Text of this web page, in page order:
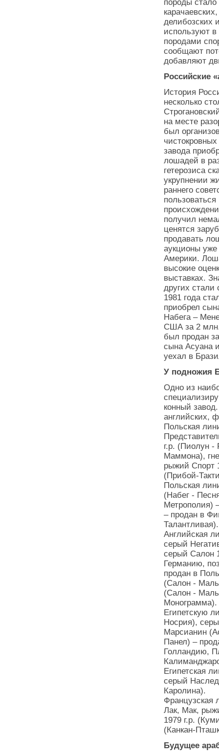
породы
делибозских
используют
породами
сообщают
добавляют
Российские
История
несколько
на месте
был
завода
лошадей в
гетерозиса
укрупнении
раннего
получил
ценятся
продавать
аукционы уже
Америки.
высокие
выставках.
других
1981 года
приобрел
Набега –
США за 2 млн.
был продан
сына Асуана
уехал в
У подножия
Одно из
конный
английских,
Польская
г.р. (Пиолун
Маммона),
рыжий Спорт
(Прибой-
Польская
(Набег -
Метрополия)
– продан в
Талантливая).
Английская
серый
серый Салон
Германию,
продан в
(Салон -
(Салон -
Монограмма).
Египетскую
Носрия),
Марсианин
Панел) –
Голландию,
Египетская
серый
Каролина).
Французская
Лак, Мак,
1979 г.р.
(Канкан-
Будущее